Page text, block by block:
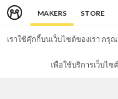
MAKERS STORE
เราใช้คุ๊กกี้บนเว็บไซต์ของเรา กรุ
เพื่อใช้บริการเว็บไซต์